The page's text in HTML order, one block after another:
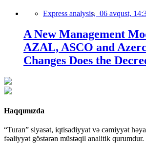
Express analysis, 06 avqust,
A New Management
AZAL, ASCO and
Changes Does the
Haqqımızda
“Turan” siyasət, iqtisadiyyat və cəmiyyət
fəaliyyət göstərən müstəqil analitik qurumdur.